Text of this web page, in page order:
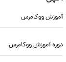
آموزش ووکامرس
دوره آموزش ووکامرس